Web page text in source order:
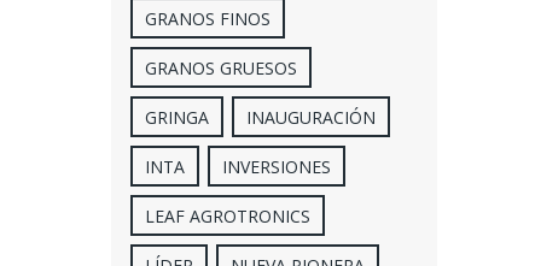
GRANOS FINOS
GRANOS GRUESOS
GRINGA INAUGURACIÓN
INTA INVERSIONES
LEAF AGROTRONICS